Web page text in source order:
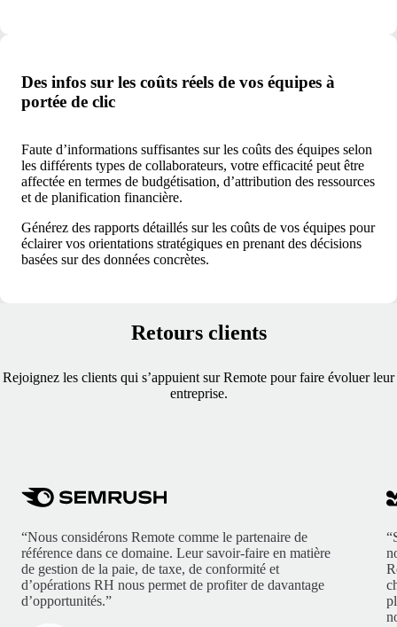
Des infos sur les coûts réels de vos équipes à
portée de clic
Faute d’informations suffisantes sur les coûts des équipes selon
les différents types de collaborateurs, votre efficacité peut être
affectée en termes de budgétisation, d’attribution des ressources
et de planification financière.
Générez des rapports détaillés sur les coûts de vos équipes pour
éclairer vos orientations stratégiques en prenant des décisions
basées sur des données concrètes.
Retours clients
Rejoignez les clients qui s’appuient sur Remote pour faire évoluer leur
entreprise.
“Nous considérons Remote comme le partenaire de
référence dans ce domaine. Leur savoir-faire en matière
de gestion de la paie, de taxe, de conformité et
d’opérations RH nous permet de profiter de davantage
d’opportunités.”